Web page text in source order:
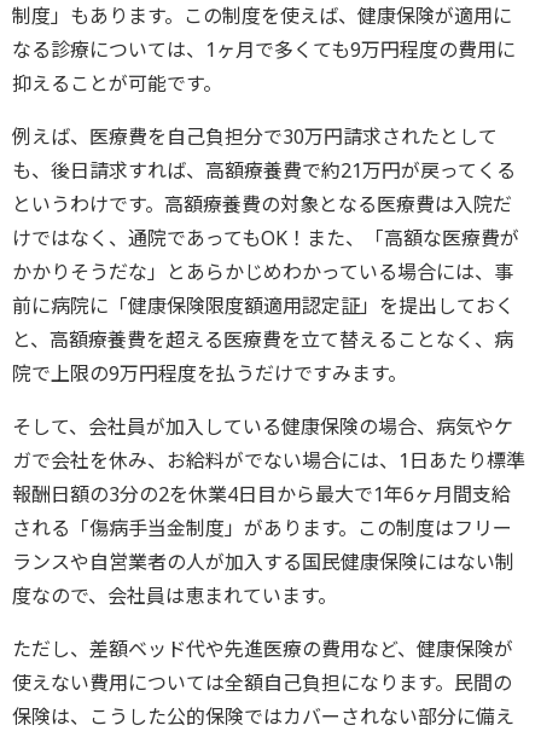
制度」もあります。この制度を使えば、健康保険が適用に
なる診療については、1ヶ月で多くても9万円程度の費用に
抑えることが可能です。
例えば、医療費を自己負担分で30万円請求されたとして
も、後日請求すれば、高額療養費で約21万円が戻ってくる
というわけです。高額療養費の対象となる医療費は入院だ
けではなく、通院であってもOK！また、「高額な医療費が
かかりそうだな」とあらかじめわかっている場合には、事
前に病院に「健康保険限度額適用認定証」を提出しておく
と、高額療養費を超える医療費を立て替えることなく、病
院で上限の9万円程度を払うだけですみます。
そして、会社員が加入している健康保険の場合、病気やケ
ガで会社を休み、お給料がでない場合には、1日あたり標準
報酬日額の3分の2を休業4日目から最大で1年6ヶ月間支給
される「傷病手当金制度」があります。この制度はフリー
ランスや自営業者の人が加入する国民健康保険にはない制
度なので、会社員は恵まれています。
ただし、差額ベッド代や先進医療の費用など、健康保険が
使えない費用については全額自己負担になります。民間の
保険は、こうした公的保険ではカバーされない部分に備え